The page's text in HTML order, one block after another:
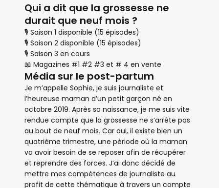
Qui a dit que la grossesse ne
durait que neuf mois ?
🎙 Saison 1 disponible (15 épisodes)
🎙 Saison 2 disponible (15 épisodes)
🎙 Saison 3 en cours
📖 Magazines #1 #2 #3 et # 4 en vente
Média sur le post-partum
Je m’appelle Sophie, je suis journaliste et
l’heureuse maman d’un petit garçon né en
octobre 2019. Après sa naissance, je me suis vite
rendue compte que la grossesse ne s’arrête pas
au bout de neuf mois. Car oui, il existe bien un
quatrième trimestre, une période où la maman
va avoir besoin de se reposer afin de récupérer
et reprendre des forces. J’ai donc décidé de
mettre mes compétences de journaliste au
profit de cette thématique à travers un compte